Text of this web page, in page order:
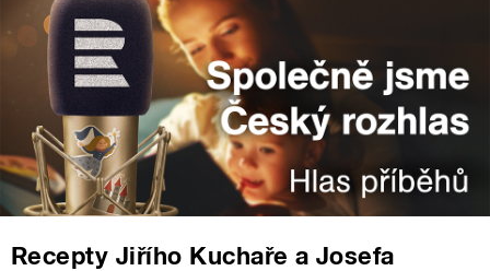
Recepty Jiřího Kuchaře a Josefa